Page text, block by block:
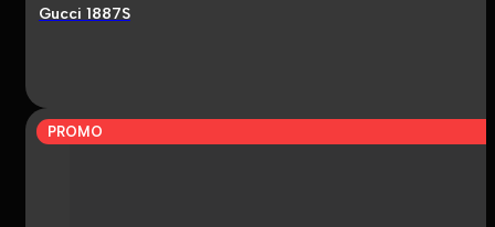
Gucci 1887S
PROMO